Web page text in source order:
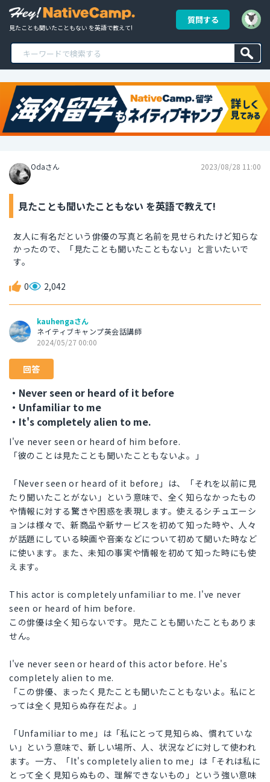
見たことも聞いたこともない を英語で教えて!
質問する
Odaさん 2023/08/28 11:00
見たことも聞いたこともない を英語で教えて!
友人に有名だという俳優の写真と名前を見せられたけど知らな
かったので、「見たことも聞いたこともない」と言いたいで
す。
0 2,042
kauhengaさん
ネイティブキャンプ英会話講師
2024/05/27 00:00
回答
・Never seen or heard of it before
・Unfamiliar to me
・It's completely alien to me.
I've never seen or heard of him before.
「彼のことは見たことも聞いたこともないよ。」
「Never seen or heard of it before」は、「それを以前に見
たり聞いたことがない」という意味で、全く知らなかったもの
や情報に対する驚きや困惑を表現します。使えるシチュエーシ
ョンは様々で、新商品や新サービスを初めて知った時や、人々
が話題にしている映画や音楽などについて初めて聞いた時など
に使います。また、未知の事実や情報を初めて知った時にも使
えます。
This actor is completely unfamiliar to me. I've never
seen or heard of him before.
この俳優は全く知らないです。見たことも聞いたこともありま
せん。
I've never seen or heard of this actor before. He's
completely alien to me.
「この俳優、まったく見たことも聞いたこともないよ。私にと
っては全く見知らぬ存在だよ。」
「Unfamiliar to me」は「私にとって見知らぬ、慣れていな
い」という意味で、新しい場所、人、状況などに対して使われ
ます。一方、「It's completely alien to me」は「それは私に
とって全く見知らぬもの、理解できないもの」という強い意味